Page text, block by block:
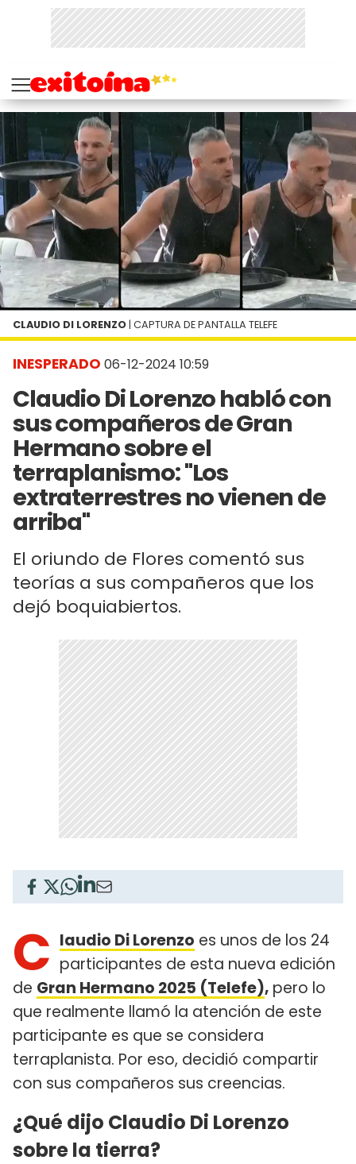
INESPERADO 06-12-2024 10:59
Claudio Di Lorenzo habló con
sus compañeros de Gran
Hermano sobre el
terraplanismo: "Los
extraterrestres no vienen de
arriba"
El oriundo de Flores comentó sus
teorías a sus compañeros que los
dejó boquiabiertos.
CLAUDIO DI LORENZO | CAPTURA DE PANTALLA TELEFE
C laudio Di Lorenzo es unos de los 24
participantes de esta nueva edición
de Gran Hermano 2025 (Telefe), pero lo
que realmente llamó la atención de este
participante es que se considera
terraplanista. Por eso, decidió compartir
con sus compañeros sus creencias.
¿Qué dijo Claudio Di Lorenzo
sobre la tierra?